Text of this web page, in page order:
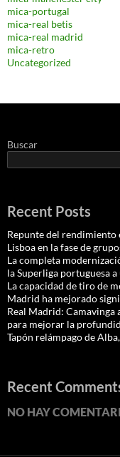
mica-portugal
mica-real betis
mica-real madrid
mica-retro
Uncategorized
Buscar
Recent Posts
Repunte del rendimiento
Lisboa en la fase de
La completa
la Superliga portuguesa
La capacidad de tiro de
Madrid ha mejorado
Real Madrid: Camavinga
para mejorar la
Tapón relámpago de
Recent
NO HAY